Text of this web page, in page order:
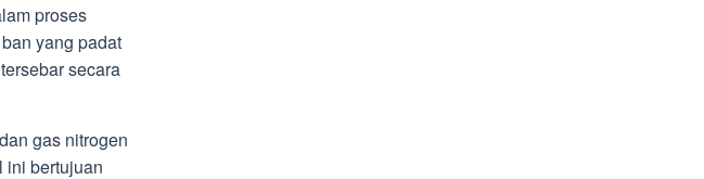
proses
yang padat
secara
gas nitrogen
ini bertujuan